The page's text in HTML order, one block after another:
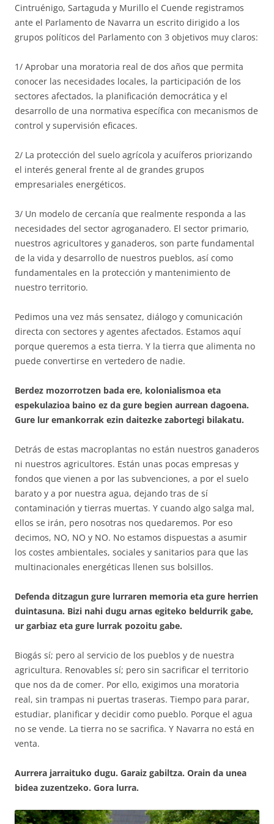
Cintruénigo, Sartaguda y Murillo el Cuende registramos
ante el Parlamento de Navarra un escrito dirigido a los
grupos políticos del Parlamento con 3 objetivos muy claros:
1/ Aprobar una moratoria real de dos años que permita
conocer las necesidades locales, la participación de los
sectores afectados, la planificación democrática y el
desarrollo de una normativa específica con mecanismos de
control y supervisión eficaces.
2/ La protección del suelo agrícola y acuíferos priorizando
el interés general frente al de grandes grupos
empresariales energéticos.
3/ Un modelo de cercanía que realmente responda a las
necesidades del sector agroganadero. El sector primario,
nuestros agricultores y ganaderos, son parte fundamental
de la vida y desarrollo de nuestros pueblos, así como
fundamentales en la protección y mantenimiento de
nuestro territorio.
Pedimos una vez más sensatez, diálogo y comunicación
directa con sectores y agentes afectados. Estamos aquí
porque queremos a esta tierra. Y la tierra que alimenta no
puede convertirse en vertedero de nadie.
Berdez mozorrotzen bada ere, kolonialismoa eta
espekulazioa baino ez da gure begien aurrean dagoena.
Gure lur emankorrak ezin daitezke zabortegi bilakatu.
Detrás de estas macroplantas no están nuestros ganaderos
ni nuestros agricultores. Están unas pocas empresas y
fondos que vienen a por las subvenciones, a por el suelo
barato y a por nuestra agua, dejando tras de sí
contaminación y tierras muertas. Y cuando algo salga mal,
ellos se irán, pero nosotras nos quedaremos. Por eso
decimos, NO, NO y NO. No estamos dispuestas a asumir
los costes ambientales, sociales y sanitarios para que las
multinacionales energéticas llenen sus bolsillos.
Defenda ditzagun gure lurraren memoria eta gure herrien
duintasuna. Bizi nahi dugu arnas egiteko beldurrik gabe,
ur garbiaz eta gure lurrak pozoitu gabe.
Biogás sí; pero al servicio de los pueblos y de nuestra
agricultura. Renovables sí; pero sin sacrificar el territorio
que nos da de comer. Por ello, exigimos una moratoria
real, sin trampas ni puertas traseras. Tiempo para parar,
estudiar, planificar y decidir como pueblo. Porque el agua
no se vende. La tierra no se sacrifica. Y Navarra no está en
venta.
Aurrera jarraituko dugu. Garaiz gabiltza. Orain da unea
bidea zuzentzeko. Gora lurra.